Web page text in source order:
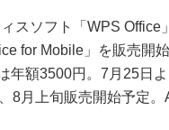
スソフト「WPS Office
for Mobile」を販売開
年額3500円。7月25日
8月上旬販売開始予定。